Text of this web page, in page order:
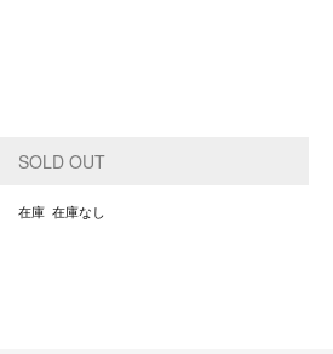
在庫 在庫なし